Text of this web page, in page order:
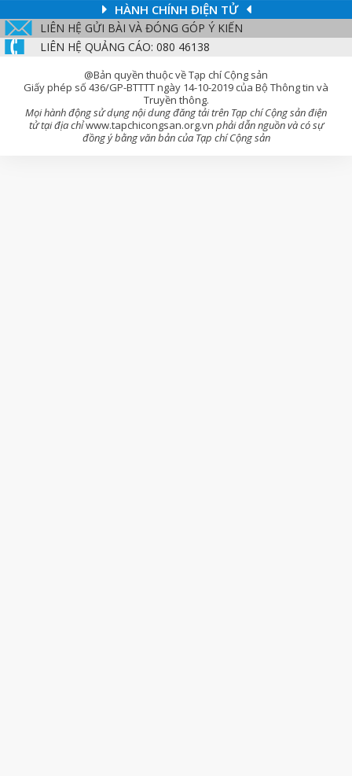
HÀNH CHÍNH ĐIỆN TỬ
LIÊN HỆ GỬI BÀI VÀ ĐÓNG GÓP Ý KIẾN
LIÊN HỆ QUẢNG CÁO: 080 46138
@Bản quyền thuộc về Tạp chí Cộng sản
Giấy phép số 436/GP-BTTTT ngày 14-10-2019 của Bộ Thông tin và
Truyền thông.
Mọi hành động sử dụng nội dung đăng tải trên Tạp chí Cộng sản điện
tử tại địa chỉwww.tapchicongsan.org.vn phải dẫn nguồn và có sự
đồng ý bằng văn bản của Tạp chí Cộng sản